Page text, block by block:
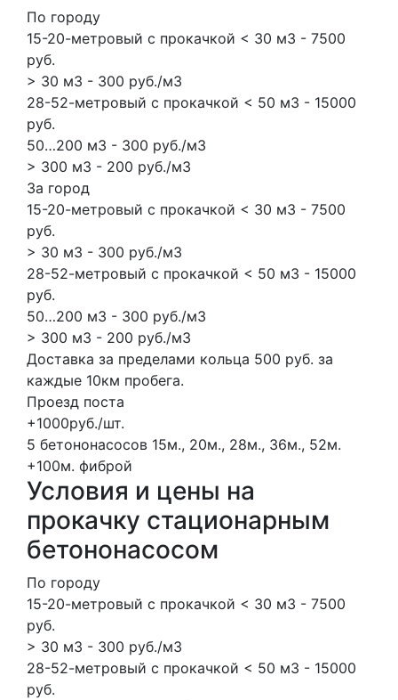
По городу
15-20-метровый с прокачкой < 30 м3 - 7500
руб.
> 30 м3 - 300 руб./м3
28-52-метровый с прокачкой < 50 м3 - 15000
руб.
50…200 м3 - 300 руб./м3
> 300 м3 - 200 руб./м3
За город
15-20-метровый с прокачкой < 30 м3 - 7500
руб.
> 30 м3 - 300 руб./м3
28-52-метровый с прокачкой < 50 м3 - 15000
руб.
50…200 м3 - 300 руб./м3
> 300 м3 - 200 руб./м3
Доставка за пределами кольца 500 руб. за
каждые 10км пробега.
Проезд поста
+1000руб./шт.
5 бетононасосов 15м., 20м., 28м., 36м., 52м.
+100м. фиброй
Условия и цены на
прокачку стационарным
бетононасосом
По городу
15-20-метровый с прокачкой < 30 м3 - 7500
руб.
> 30 м3 - 300 руб./м3
28-52-метровый с прокачкой < 50 м3 - 15000
руб.